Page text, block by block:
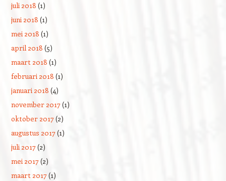
juli 2018 (1)
juni 2018 (1)
mei 2018 (1)
april 2018 (5)
maart 2018 (1)
februari 2018 (1)
januari 2018 (4)
november 2017(1)
oktober 2017(2)
augustus 2017(1)
juli 2017(2)
mei 2017(2)
maart 2017(1)